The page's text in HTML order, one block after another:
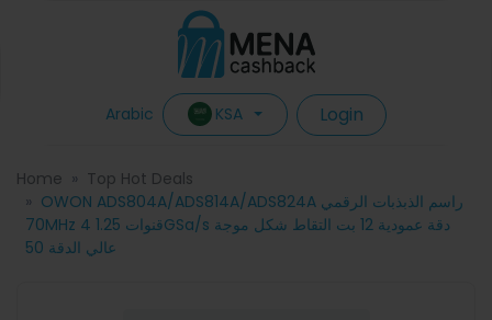
Arabic KSA Login
Home
Top Hot Deals
OWON ADS804A/ADS814A/ADS824A راسم الذبذبات الرقمي
70MHz 4 قنوات 1.25GSa/s دقة عمودية 12 بت التقاط شكل موجة
عالي الدقة 50